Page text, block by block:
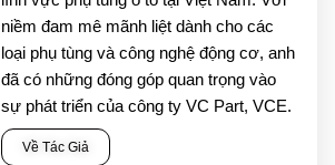
niềm đam mê mãnh liệt dành cho các
loại phụ tùng và công nghệ động cơ, anh
đã có những đóng góp quan trọng vào
sự phát triển của công ty VC Part, VCE.
Về Tác Giả